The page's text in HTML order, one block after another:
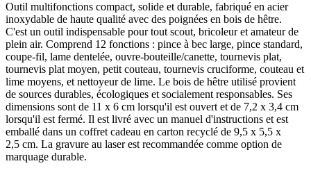
Outil multifonctions compact, solide et durable, fabriqué en acier
inoxydable de haute qualité avec des poignées en bois de hêtre.
C'est un outil indispensable pour tout scout, bricoleur et amateur de
plein air. Comprend 12 fonctions : pince à bec large, pince standard,
coupe-fil, lame dentelée, ouvre-bouteille/canette, tournevis plat,
tournevis plat moyen, petit couteau, tournevis cruciforme, couteau et
lime moyens, et nettoyeur de lime. Le bois de hêtre utilisé provient
de sources durables, écologiques et socialement responsables. Ses
dimensions sont de 11 x 6 cm lorsqu'il est ouvert et de 7,2 x 3,4 cm
lorsqu'il est fermé. Il est livré avec un manuel d'instructions et est
emballé dans un coffret cadeau en carton recyclé de 9,5 x 5,5 x
2,5 cm. La gravure au laser est recommandée comme option de
marquage durable.